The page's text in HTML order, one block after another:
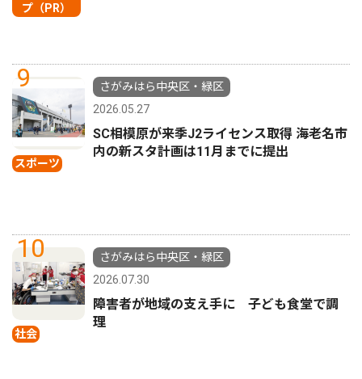
プ（PR）
9
スポーツ
さがみはら中央区・緑区
2026.05.27
SC相模原が来季J2ライセンス取得 海老名市
内の新スタ計画は11月までに提出
10
社会
さがみはら中央区・緑区
2026.07.30
障害者が地域の支え手に 子ども食堂で調
理